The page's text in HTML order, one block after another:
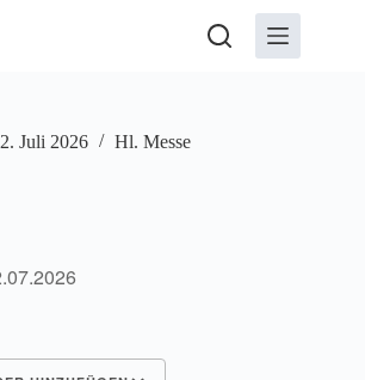
2. Juli 2026 Hl. Messe